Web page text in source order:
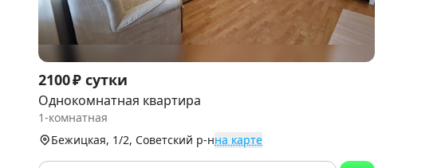
Item
1
of
8
2100 ₽ сутки
Однокомнатная квартира
1-комнатная
Бежицкая, 1/2, Советский р-нна карте